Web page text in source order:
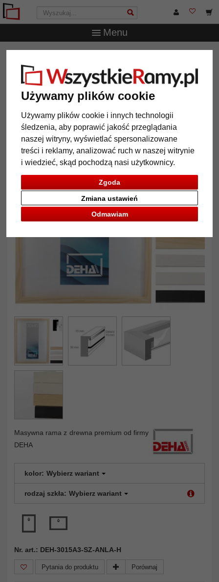
Używamy plików cookie
Używamy plików cookie i innych technologii
śledzenia, aby poprawić jakość przeglądania
naszej witryny, wyświetlać spersonalizowane
treści i reklamy, analizować ruch w naszej witrynie
i wiedzieć, skąd pochodzą nasi użytkownicy.
Zgoda
Odmawiam
Zmiana ustawień
Menu
Rama drewniana z listewką Bunda na wymiar
Rama drewniana z listewką
Bunda na wymiar
Masywna rama z drewna premium od firmy
DEHA
kolor: Wybierz wariant
rodzaj szkła: Wybierz wariant
Nr. art.: DEH-3015A3-SZ-ANLA-H
Pytania do produktu Porównaj